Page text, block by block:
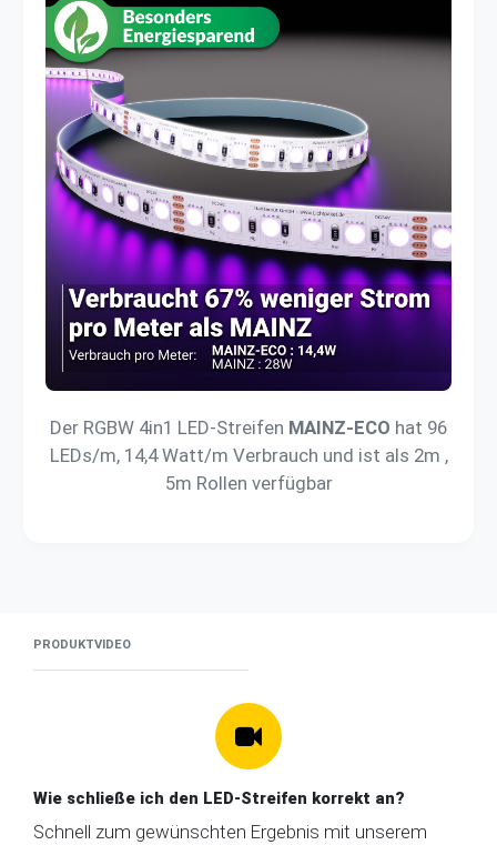
Der RGBW 4in1 LED-Streifen MAINZ-ECO hat 96
LEDs/m, 14,4 Watt/m Verbrauch und ist als 2m ,
5m Rollen verfügbar
PRODUKTVIDEO
Wie schließe ich den LED-Streifen korrekt an?
Schnell zum gewünschten Ergebnis mit unserem